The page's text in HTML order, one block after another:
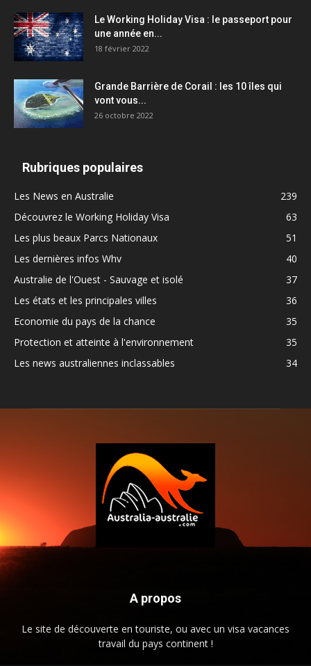
Le Working Holiday Visa : le passeport pour
une année en...
18 février 2022
Grande Barrière de Corail : les 10 îles qui
vont vous...
26 octobre 2022
Rubriques populaires
Les News en Australie
239
Découvrez le Working Holiday Visa
63
Les plus beaux Parcs Nationaux
51
Les dernières infos Whv
40
Australie de l'Ouest - Sauvage et isolé
37
Les états et les principales villes
36
Economie du pays de la chance
35
Protection et atteinte à l'environnement
35
Les news australiennes inclassables
34
A propos
Le site de découverte en touriste, ou avec un visa vacances
travail du pays continent !